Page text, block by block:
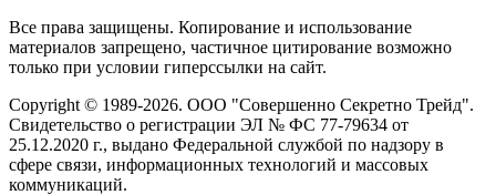
Все права защищены. Копирование и использование
материалов запрещено, частичное цитирование возможно
только при условии гиперссылки на сайт.
Copyright © 1989-2026. ООО "Совершенно Секретно Трейд".
Свидетельство о регистрации ЭЛ № ФС 77-79634 от
25.12.2020 г., выдано Федеральной службой по надзору в
сфере связи, информационных технологий и массовых
коммуникаций.